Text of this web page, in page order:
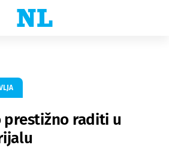
prestižno raditi u